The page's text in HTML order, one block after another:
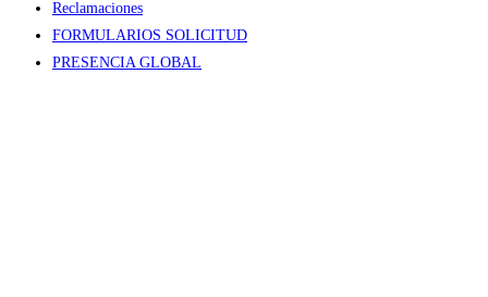
Reclamaciones
FORMULARIOS SOLICITUD
PRESENCIA GLOBAL